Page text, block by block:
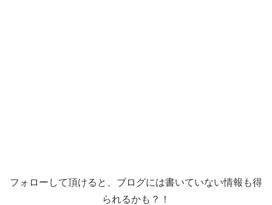
フォローして頂けると、ブログには書いていない情報も得
られるかも？！